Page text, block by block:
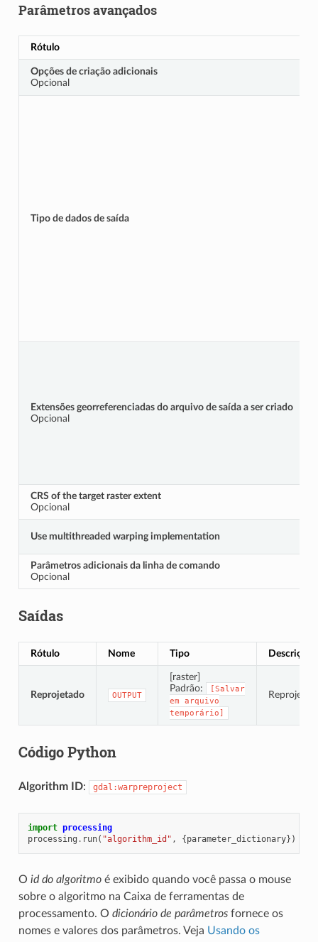
Parâmetros avançados
Rótulo
Opções de criação adicionais
Opcional
Tipo de dados de saída
Extensões georreferenciadas do arquivo de saída a ser criado
Opcional
CRS of the target raster extent
Opcional
Use multithreaded warping implementation
Parâmetros adicionais da linha de comando
Opcional
Saídas
Rótulo Nome Tipo Descrição
Reprojetado OUTPUT
[raster]
Padrão:
[Salvar
em
arquivo
temporário]
Reprojetar
Código Python
Algorithm ID: gdal:warpreproject
import processing
processing . run( "algorithm_id" , {parameter_dictionary})
O id do algoritmoé exibido quando você passa o mouse
sobre o algoritmo na Caixa de ferramentas de
processamento. O dicionário de parâmetrosfornece os
nomes e valores dos parâmetros. Veja Usando os